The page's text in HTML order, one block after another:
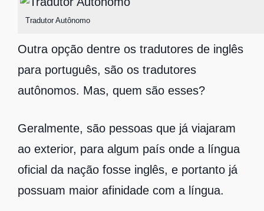
Tradutor Autônomo
Outra opção dentre os tradutores de inglês
para português, são os tradutores
autônomos. Mas, quem são esses?
Geralmente, são pessoas que já viajaram
ao exterior, para algum país onde a língua
oficial da nação fosse inglês, e portanto já
possuam maior afinidade com a língua.